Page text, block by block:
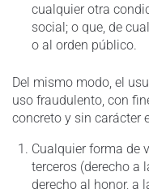
cualquier otra
social; o que, de
o al orden público.
Del mismo modo, el
uso fraudulento, con
concreto y sin carácter
Cualquier forma de
terceros (derecho a
derecho al honor, a